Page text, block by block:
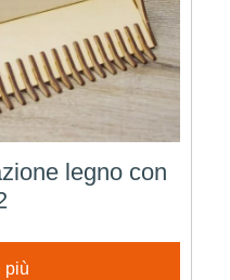
legno con
più